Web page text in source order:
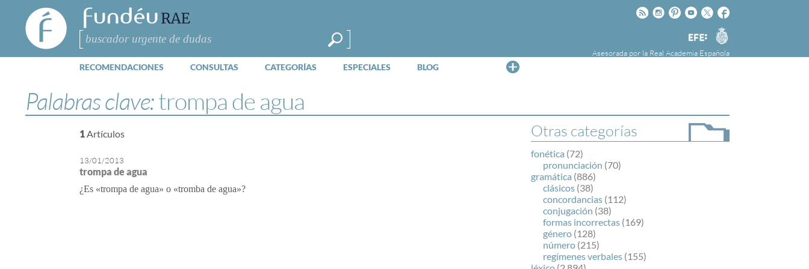
FundéuRAE
- Fundación
del Español
Urgente
Buscar
Facebook
Twitter
Youtube
Pinteres
Instagram
Rss
Agencia
EFE
Asesorada por la Real Academia Española
RECOMENDACIONES CONSULTAS CATEGORÍAS ESPECIALES BLOG
la Agencia Efe y la Real Academia Española,
cuyo objetivo es colaborar con el buen uso del
español en los medios de comunicación y en
Internet.
Palabras clave:trompa de agua
Otras categorías
fonética (72)
pronunciación (70)
gramática (886)
clásicos (38)
concordancias (112)
conjugación (38)
formas incorrectas (169)
género (128)
número (215)
regímenes verbales (155)
1Artículos
13/01/2013
trompa de agua
¿Es «trompa de agua» o «tromba de agua»?